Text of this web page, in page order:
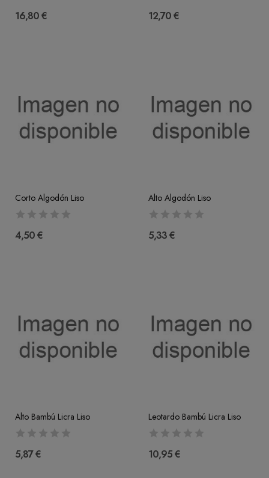
16,80 € 12,70 €
Corto Algodón Liso
4,50 €
Alto Algodón Liso
5,33 €
Alto Bambú Licra Liso
5,87 €
Leotardo Bambú Licra Liso
10,95 €